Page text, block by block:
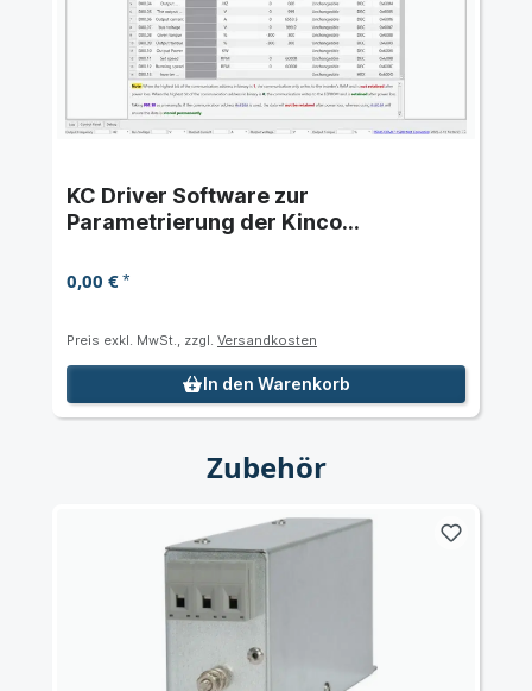
KC Driver Software zur
Parametrierung der Kinco
und KC200
0,00 €*
Preis exkl. MwSt., zzgl. Versandkosten
In den Warenkorb
Zubehör